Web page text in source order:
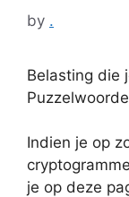
by .
Belasting die
Indien je op
je op deze